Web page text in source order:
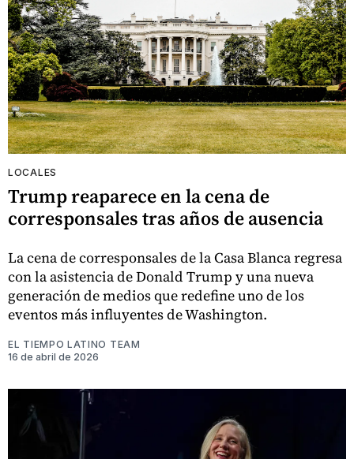
LOCALES
Trump reaparece en la cena de
corresponsales tras años de ausencia
La cena de corresponsales de la Casa Blanca regresa
con la asistencia de Donald Trump y una nueva
generación de medios que redefine uno de los
eventos más influyentes de Washington.
EL TIEMPO LATINO TEAM
16 de abril de 2026